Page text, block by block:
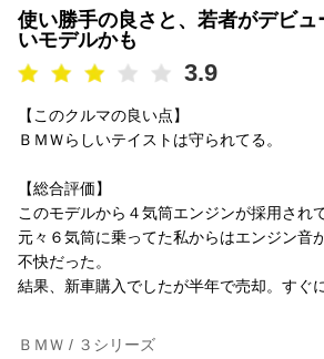
使い勝手の良さと、若者がデビュ
いモデルかも
3.9
【このクルマの良い点】
ＢＭＷらしいテイストは守られてる。
【総合評価】
このモデルから４気筒エンジンが採用されて
元々６気筒に乗ってた私からはエンジン音
不快だった。
結果、新車購入でしたが半年で売却。すぐに
ＢＭＷ / ３シリーズ